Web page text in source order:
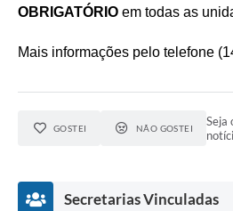
OBRIGATÓRIO em todas as
Mais informações pelo telefone
GOSTEI NÃO GOSTEI
Seja
Secretarias Vinculadas